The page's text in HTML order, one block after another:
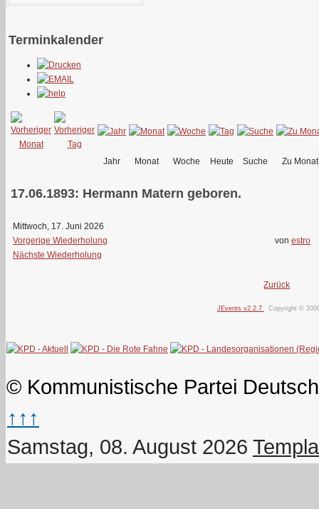
Terminkalender
Jahr Monat Woche Heute Suche Zu Monat
17.06.1893: Hermann Matern geboren.
Mittwoch, 17. Juni 2026
Vorgerige Wiederholung
Nächste Wiederholung
von estro
Zurück
JEvents v2.2.7 Copyright ©
© Kommunistische Partei
↑↑↑
Samstag, 08. August 2026